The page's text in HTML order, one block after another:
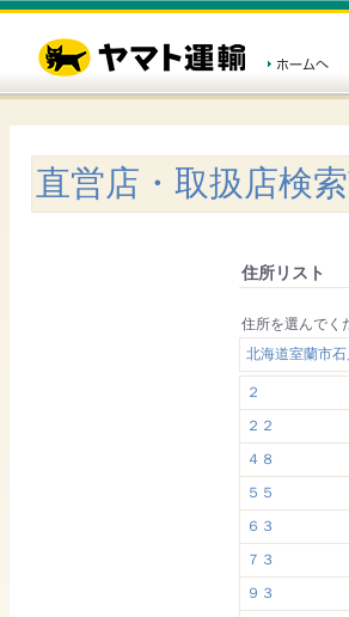
直営店・取扱店検
住所リスト
住所を選んでく
北海道室蘭市
２
２２
４８
５５
６３
７３
９３